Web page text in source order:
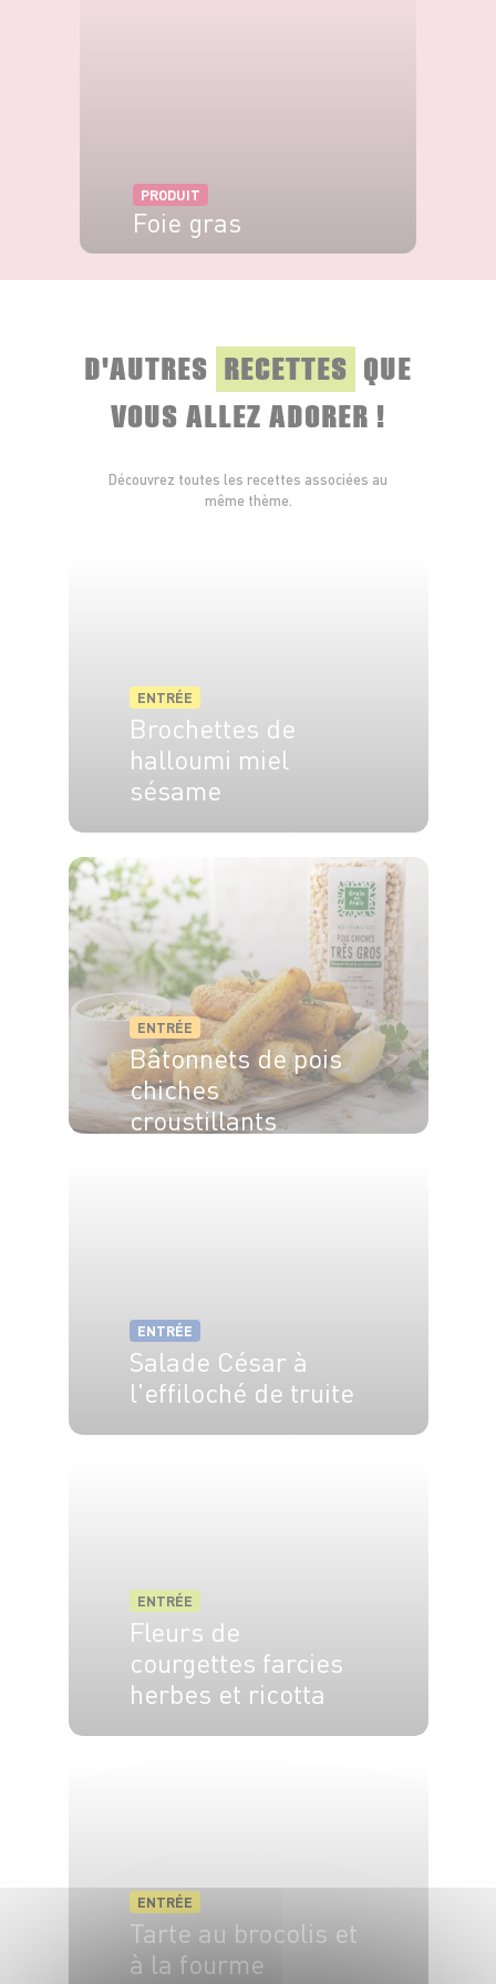
PRODUIT
Foie gras
D'AUTRES RECETTES QUE
VOUS ALLEZ ADORER !
Découvrez toutes les recettes associées au
même thème.
ENTRÉE
Brochettes de
halloumi miel
sésame
ENTRÉE
Bâtonnets de pois
chiches
croustillants
ENTRÉE
Salade César à
l'effiloché de truite
ENTRÉE
Fleurs de
courgettes farcies
herbes et ricotta
ENTRÉE
Tarte au brocolis et
à la fourme